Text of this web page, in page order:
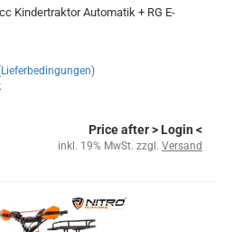
Kindertraktor Automatik + RG E-
Price after> Login <
inkl. 19% MwSt. zzgl. Versand